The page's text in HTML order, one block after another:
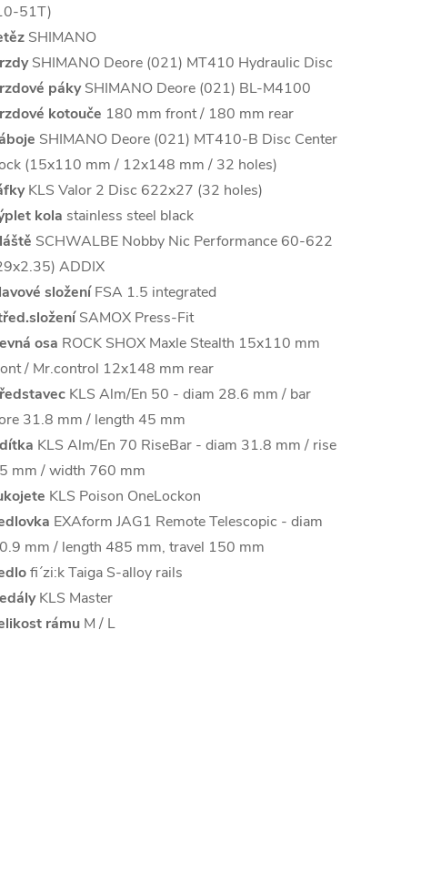
51T)
SHIMANO
SHIMANO Deore (021) MT410 Hydraulic Disc
pákySHIMANO Deore (021) BL-M4100
kotouče 180 mm front / 180 mm rear
SHIMANO Deore (021) MT410-B Disc Center
(15x110 mm / 12x148 mm / 32 holes)
KLS Valor 2 Disc 622x27 (32 holes)
kola stainless steel black
SCHWALBE Nobby Nic Performance 60-622
ADDIX
složeníFSA 1.5 integrated
SAMOX Press-Fit
osa ROCK SHOX Maxle Stealth 15x110 mm
/ Mr.control 12x148 mm rear
KLS Alm/En 50 - diam 28.6 mm / bar
31.8 mm / length 45 mm
KLS Alm/En 70 RiseBar - diam 31.8 mm / rise
mm / width 760 mm
KLS Poison OneLockon
EXAform JAG1 Remote Telescopic - diam
mm / length 485 mm, travel 150 mm
fi´zi:k Taiga S-alloy rails
KLS Master
rámu M / L